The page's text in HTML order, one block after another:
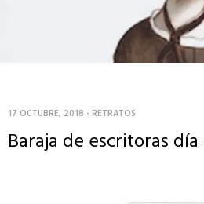
17 OCTUBRE, 2018 -RETRATOS
Baraja de escritoras